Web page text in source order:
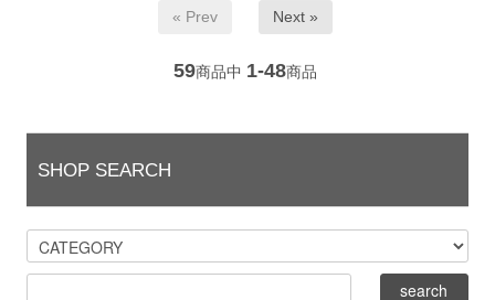
« Prev Next »
59商品中 1-48商品
SHOP SEARCH